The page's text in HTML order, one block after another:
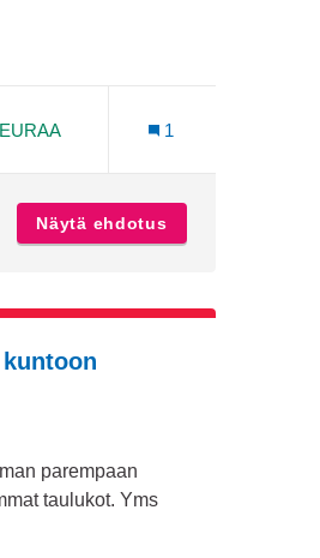
yli
Koko Turku
SEURAAJAA 1
Näytä ehdotus
parempaan
taulukot. Yms
Keskusta